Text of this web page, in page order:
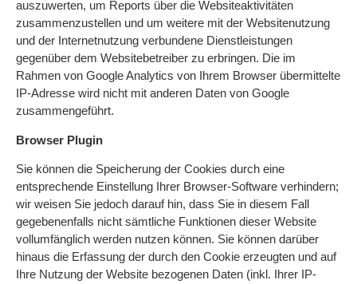
auszuwerten, um Reports über die Websiteaktivitäten
zusammenzustellen und um weitere mit der Websitenutzung
und der Internetnutzung verbundene Dienstleistungen
gegenüber dem Websitebetreiber zu erbringen. Die im
Rahmen von Google Analytics von Ihrem Browser übermittelte
IP-Adresse wird nicht mit anderen Daten von Google
zusammengeführt.
Browser Plugin
Sie können die Speicherung der Cookies durch eine
entsprechende Einstellung Ihrer Browser-Software verhindern;
wir weisen Sie jedoch darauf hin, dass Sie in diesem Fall
gegebenenfalls nicht sämtliche Funktionen dieser Website
vollumfänglich werden nutzen können. Sie können darüber
hinaus die Erfassung der durch den Cookie erzeugten und auf
Ihre Nutzung der Website bezogenen Daten (inkl. Ihrer IP-